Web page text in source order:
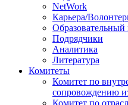
NetWork
Карьера/
Образовательный
Подрядчики
Аналитика
Литература
Комитеты
Комитет по
сопровождению